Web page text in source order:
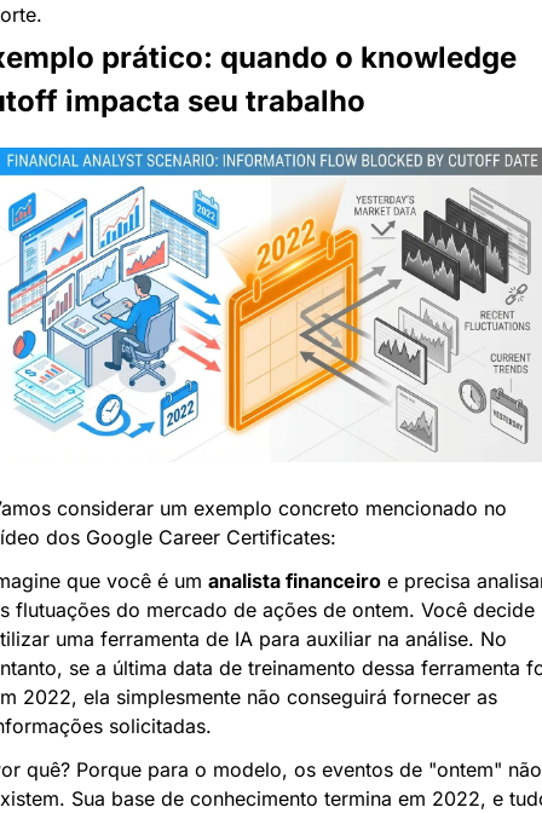
prático: quando o knowledge
impacta seu trabalho
considerar um exemplo concreto mencionado no
dos Google Career Certificates:
que você é um analista financeiro e precisa
flutuações do mercado de ações de ontem. Você decide
uma ferramenta de IA para auxiliar na análise. No
se a última data de treinamento dessa ferramenta
2022, ela simplesmente não conseguirá fornecer as
solicitadas.
quê? Porque para o modelo, os eventos de "ontem" não
Sua base de conhecimento termina em 2022, e